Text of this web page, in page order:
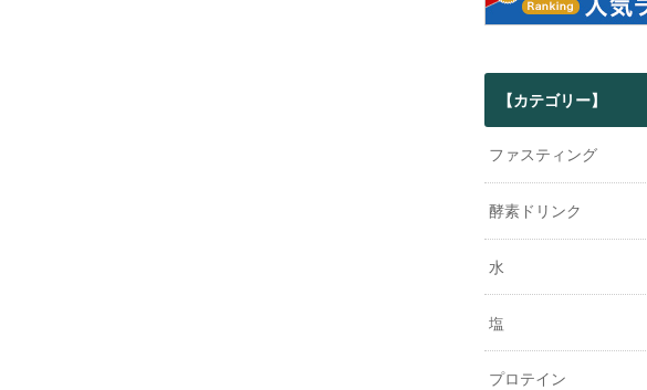
【カテゴリー】
ファスティング
酵素ドリンク
水
塩
プロテイン